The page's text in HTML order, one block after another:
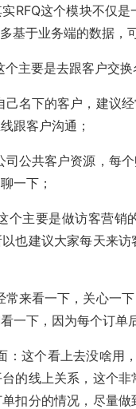
RFQ这个模块不仅
基于业务端的数据，
个主要是去跟客户交
己名下的客户，建议
跟客户沟通；
司公共客户资源，每
一下；
个主要是做访客营
也建议大家每天来
常来看一下，关心一
一下，因为每个订单
：这个看上去没啥
的线上关系，这个
扣分的情况，尽量